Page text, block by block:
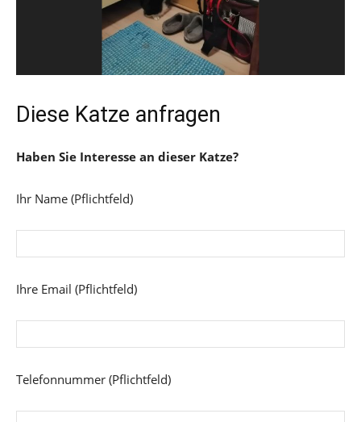
Diese Katze anfragen
Haben Sie Interesse an dieser Katze?
Ihr Name (Pflichtfeld)
Ihre Email (Pflichtfeld)
Telefonnummer (Pflichtfeld)